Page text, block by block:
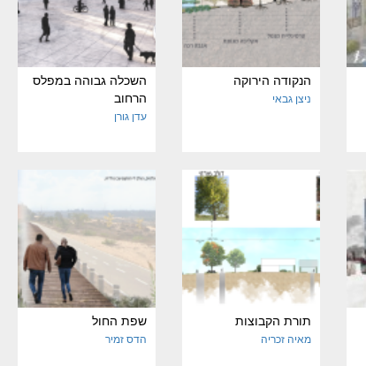
הנקודה הירוקה
ניצן גבאי
השכלה גבוהה במפלס
הרחוב
עדן גורן
תורת הקבוצות
מאיה זכריה
שפת החול
הדס זמיר